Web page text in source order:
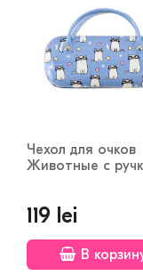
Чехол для очков
Животные с
119 lei
В